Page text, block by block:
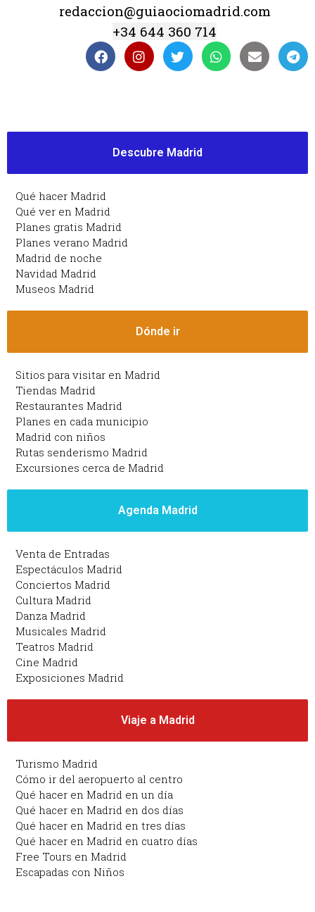
redaccion@guiaociomadrid.com
+34 644 360 714
Descubre Madrid
Qué hacer Madrid
Qué ver en Madrid
Planes gratis Madrid
Planes verano Madrid
Madrid de noche
Navidad Madrid
Museos Madrid
Dónde ir
Sitios para visitar en Madrid
Tiendas Madrid
Restaurantes Madrid
Planes en cada municipio
Madrid con niños
Rutas senderismo Madrid
Excursiones cerca de Madrid
Agenda Madrid
Venta de Entradas
Espectáculos Madrid
Conciertos Madrid
Cultura Madrid
Danza Madrid
Musicales Madrid
Teatros Madrid
Cine Madrid
Exposiciones Madrid
Viaje a Madrid
Turismo Madrid
Cómo ir del aeropuerto al centro
Qué hacer en Madrid en un día
Qué hacer en Madrid en dos días
Qué hacer en Madrid en tres días
Qué hacer en Madrid en cuatro días
Free Tours en Madrid
Escapadas con Niños